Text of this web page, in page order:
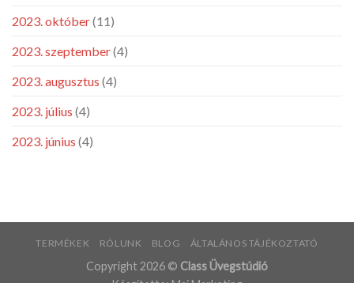
2023. október(11)
2023. szeptember(4)
2023. augusztus (4)
2023. július (4)
2023. június (4)
TERMÉKEK RÓLUNK BLOG ÁLTALÁNOS TÁJÉKOZTATÓ
Copyright 2026 © Class Üvegstúdió